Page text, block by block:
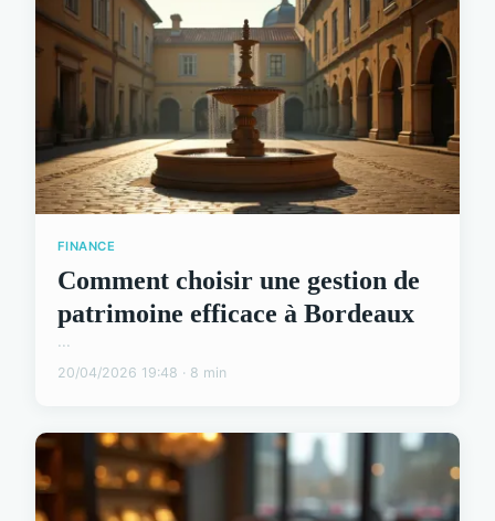
FINANCE
Comment choisir une gestion de
patrimoine efficace à Bordeaux
...
20/04/2026 19:48 · 8 min